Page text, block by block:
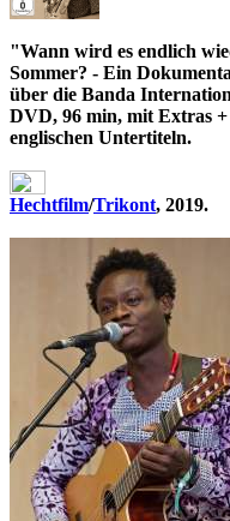
"Wann wird es endlich
Sommer? - Ein
über die Banda
DVD, 96 min, mit Extras +
englischen Untertiteln.
Hechtfilm/Trikont, 2019.